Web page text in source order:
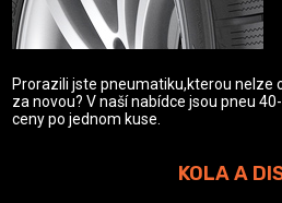
Prorazili jste pneumatiku,kterou nelze
za novou? V naší nabídce jsou pneu
ceny po jednom kuse.
KOLA A